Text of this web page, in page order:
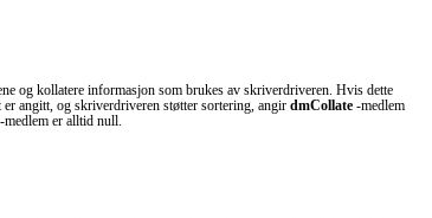
og kollatere informasjon som brukes av skriverdriveren. Hvis dette
angitt, og skriverdriveren støtter sortering, angir dmCollate -medlem
-medlem er alltid null.